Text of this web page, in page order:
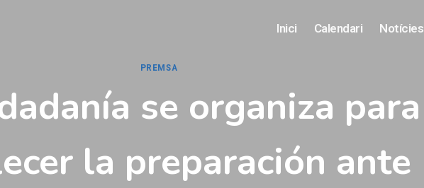
Inici Calendari Notícies
PREMSA
se organiza para
la preparación ante